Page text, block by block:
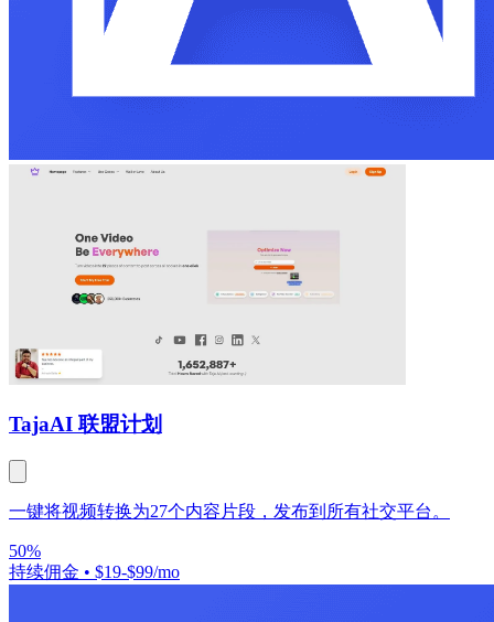
TajaAI 联盟计划
一键将视频转换为27个内容片段，发布到所有社交平台。
50%
持续佣金 • $19-$99/mo